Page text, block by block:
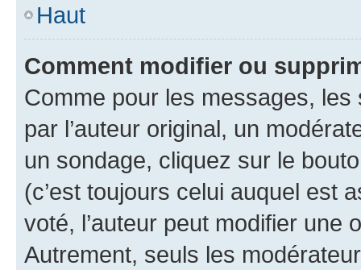
Haut
Comment modifier ou
Comme pour les messages,
par l’auteur original, un
un sondage, cliquez sur le
(c’est toujours celui auquel est
voté, l’auteur peut modifier une
Autrement, seuls les